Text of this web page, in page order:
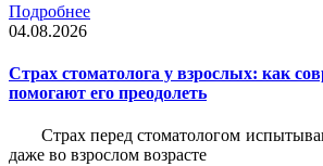
Подробнее
04.08.2026
Страх стоматолога у взрослых: как
помогают его преодолеть
Страх перед стоматологом
даже во взрослом возрасте